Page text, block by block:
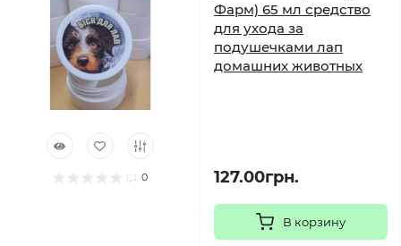
0
Фарм) 65 мл средство
для ухода за
подушечками лап
домашних животных
127.00грн.
В корзину